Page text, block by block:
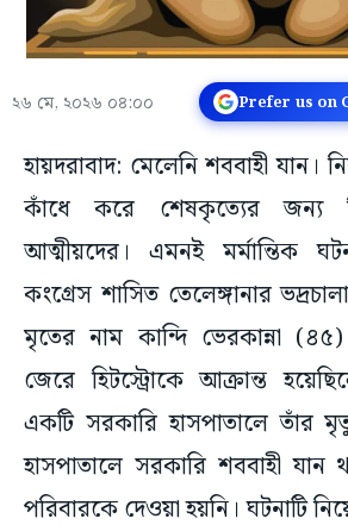
২৬ মে, ২০২৬ ০৪:০০ Prefer us on
হায়দরাবাদ: মেলেনি শববাহী যান।
কাঁধে করে শেষকৃত্যের জন্য
আত্মীয়দের। এমনই মর্মান্তিক
কংগ্রেস শাসিত তেলেঙ্গানার
মৃতের নাম কান্দি ভেরকান্না
জেরে হিটস্ট্রোকে আক্রান্ত
একটি সরকারি হাসপাতালে তাঁর
হাসপাতালে সরকারি শববাহী
পরিবারকে দেওয়া হয়নি। ঘটনাটি